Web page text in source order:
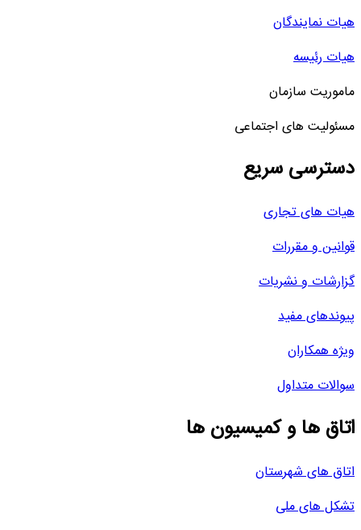
هیات نمایندگان
هیات رئیسه
ماموریت سازمان
مسئولیت های اجتماعی
دسترسی سریع
هیات های تجاری
قوانین و مقررات
گزارشات و نشریات
پیوندهای مفید
ویژه همکاران
سوالات متداول
اتاق ها و کمیسیون ها
اتاق های شهرستان
تشکل های ملی